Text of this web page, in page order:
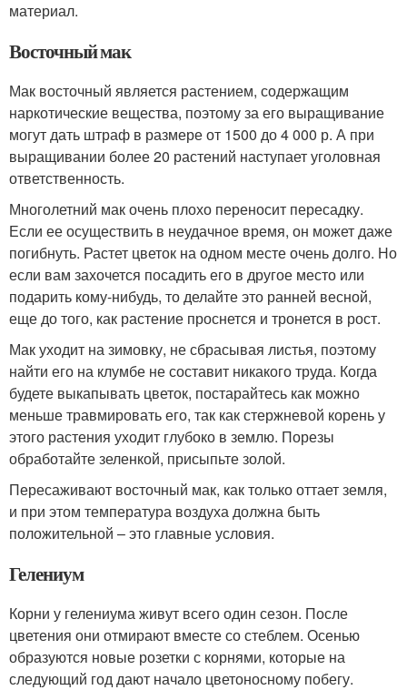
материал.
Восточный мак
Мак восточный является растением, содержащим
наркотические вещества, поэтому за его выращивание
могут дать штраф в размере от 1500 до 4 000 р. А при
выращивании более 20 растений наступает уголовная
ответственность.
Многолетний мак очень плохо переносит пересадку.
Если ее осуществить в неудачное время, он может даже
погибнуть. Растет цветок на одном месте очень долго. Но
если вам захочется посадить его в другое место или
подарить кому-нибудь, то делайте это ранней весной,
еще до того, как растение проснется и тронется в рост.
Мак уходит на зимовку, не сбрасывая листья, поэтому
найти его на клумбе не составит никакого труда. Когда
будете выкапывать цветок, постарайтесь как можно
меньше травмировать его, так как стержневой корень у
этого растения уходит глубоко в землю. Порезы
обработайте зеленкой, присыпьте золой.
Пересаживают восточный мак, как только оттает земля,
и при этом температура воздуха должна быть
положительной – это главные условия.
Гелениум
Корни у гелениума живут всего один сезон. После
цветения они отмирают вместе со стеблем. Осенью
образуются новые розетки с корнями, которые на
следующий год дают начало цветоносному побегу.